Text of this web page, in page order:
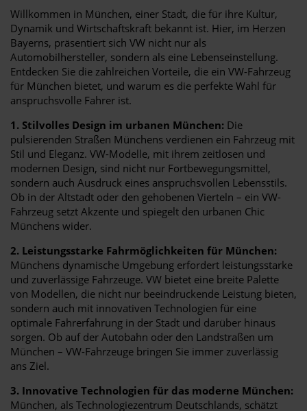
Willkommen in München, einer Stadt, die für ihre Kultur,
Dynamik und Wirtschaftskraft bekannt ist. Hier, im Herzen
Bayerns, präsentiert sich VW nicht nur als
Automobilhersteller, sondern als eine Lebenseinstellung.
Entdecken Sie die zahlreichen Vorteile, die ein VW-Fahrzeug
für München bietet, und warum es die perfekte Wahl für
anspruchsvolle Fahrer ist.
1. Stilvolles Design im urbanen München: Die
pulsierenden Straßen Münchens verdienen ein Fahrzeug mit
Stil und Eleganz. VW-Modelle, mit ihrem zeitlosen und
modernen Design, sind nicht nur Fortbewegungsmittel,
sondern auch Ausdruck eines anspruchsvollen Lebensstils.
Ob in der Altstadt oder den gehobenen Vierteln – ein VW-
Fahrzeug setzt Akzente und spiegelt den urbanen Chic
Münchens wider.
2. Leistungsstarke Fahrmöglichkeiten für München:
Münchens dynamische Umgebung erfordert leistungsstarke
und zuverlässige Fahrzeuge. VW bietet eine breite Palette
von Modellen, die nicht nur beeindruckende Leistung bieten,
sondern auch mit innovativen Technologien für eine
optimale Fahrerfahrung in der Stadt und darüber hinaus
sorgen. Ob auf der Autobahn oder den Landstraßen um
München – VW-Fahrzeuge bringen Sie immer zuverlässig
ans Ziel.
3. Innovative Technologien für das moderne München:
München, als Technologiezentrum Deutschlands, schätzt